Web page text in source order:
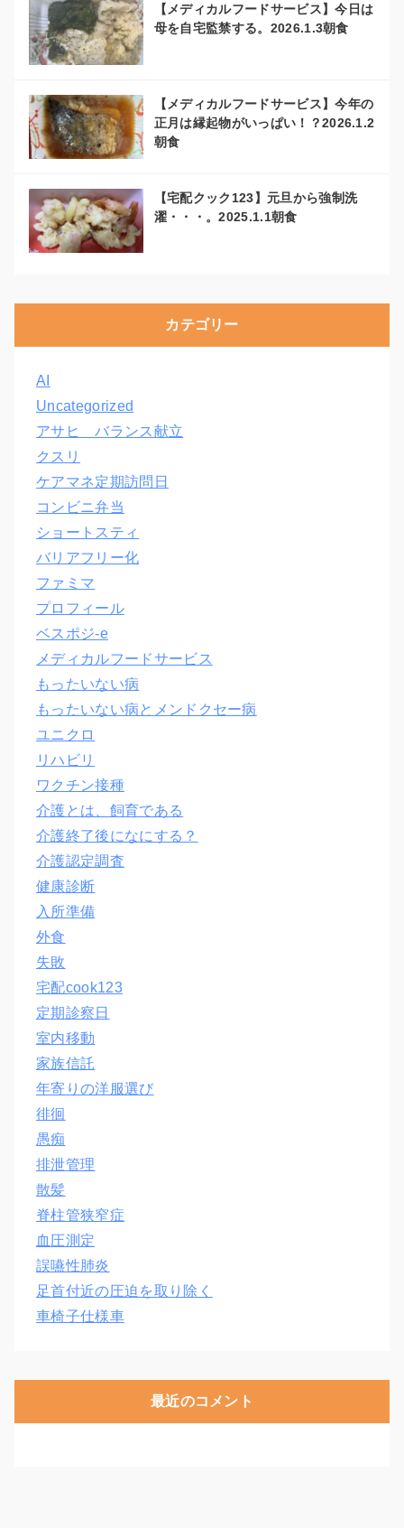
【メディカルフードサービス】今日は
母を自宅監禁する。2026.1.3朝食
【メディカルフードサービス】今年の
正月は縁起物がいっぱい！？2026.1.2
朝食
【宅配クック123】元旦から強制洗
濯・・・。2025.1.1朝食
カテゴリー
AI
Uncategorized
アサヒ バランス献立
クスリ
ケアマネ定期訪問日
コンビニ弁当
ショートスティ
バリアフリー化
ファミマ
プロフィール
ベスポジ-e
メディカルフードサービス
もったいない病
もったいない病とメンドクセー病
ユニクロ
リハビリ
ワクチン接種
介護とは、飼育である
介護終了後になにする？
介護認定調査
健康診断
入所準備
外食
失敗
宅配cook123
定期診察日
室内移動
家族信託
年寄りの洋服選び
徘徊
愚痴
排泄管理
散髪
脊柱管狭窄症
血圧測定
誤嚥性肺炎
足首付近の圧迫を取り除く
車椅子仕様車
最近のコメント